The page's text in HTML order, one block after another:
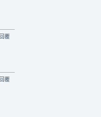
回覆
回覆